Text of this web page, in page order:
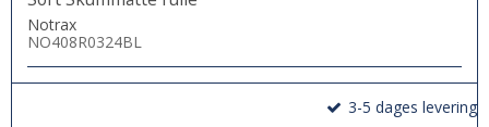
Notrax
NO408R0324BL
3-5 dages levering